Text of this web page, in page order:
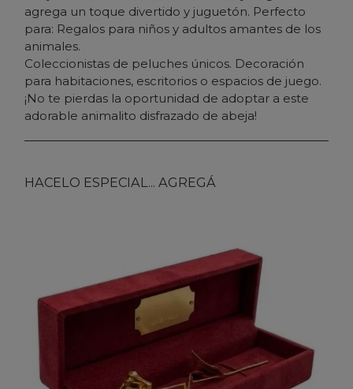
agrega un toque divertido y juguetón. Perfecto
para: Regalos para niños y adultos amantes de los
animales.
Coleccionistas de peluches únicos. Decoración
para habitaciones, escritorios o espacios de juego.
¡No te pierdas la oportunidad de adoptar a este
adorable animalito disfrazado de abeja!
HACELO ESPECIAL... AGREGÁ